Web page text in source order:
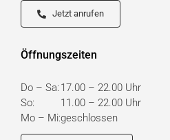
Jetzt anrufen
Öffnungszeiten
Do – Sa: 17.00 – 22.00 Uhr
So:
11.00 – 22.00 Uhr
Mo – Mi:geschlossen